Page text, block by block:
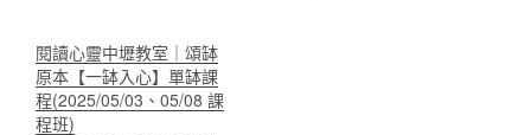
閱讀心靈中壢教室｜頌缽
原本【一缽入心】單缽課
程(2025/05/03、05/08 課
程班)